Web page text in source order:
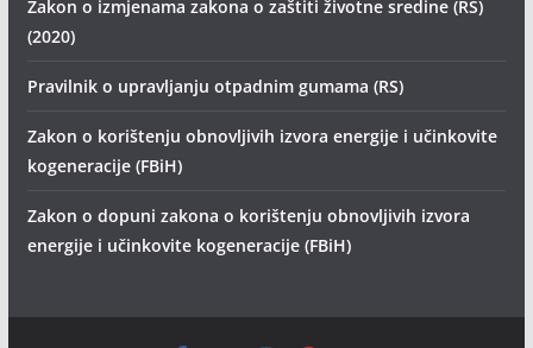
Zakon o izmjenama zakona o zaštiti životne sredine (RS)
(2020)
Pravilnik o upravljanju otpadnim gumama (RS)
Zakon o korištenju obnovljivih izvora energije i učinkovite
kogeneracije (FBiH)
Zakon o dopuni zakona o korištenju obnovljivih izvora
energije i učinkovite kogeneracije (FBiH)